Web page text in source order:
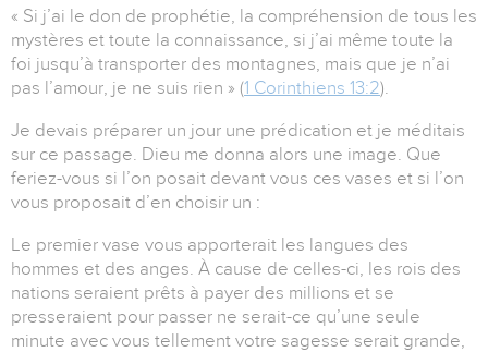
« Si j’ai le don de prophétie, la compréhension de tous les
mystères et toute la connaissance, si j’ai même toute la
foi jusqu’à transporter des montagnes, mais que je n’ai
pas l’amour, je ne suis rien » (1 Corinthiens 13:2).
Je devais préparer un jour une prédication et je méditais
sur ce passage. Dieu me donna alors une image. Que
feriez-vous si l’on posait devant vous ces vases et si l’on
vous proposait d’en choisir un :
Le premier vase vous apporterait les langues des
hommes et des anges. À cause de celles-ci, les rois des
nations seraient prêts à payer des millions et se
presseraient pour passer ne serait-ce qu’une seule
minute avec vous tellement votre sagesse serait grande,